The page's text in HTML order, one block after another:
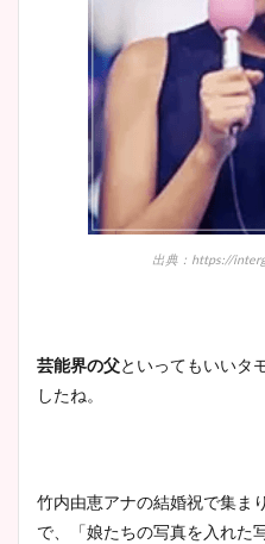
出典：https://
芸能界の父といってもいいタ
したね。
竹内由恵アナの結婚祝で集ま
で、「娘たちの写真を入れた